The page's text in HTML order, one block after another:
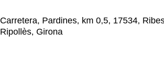
Carretera, Pardines, km 0,5, 17534,
Ripollès, Girona